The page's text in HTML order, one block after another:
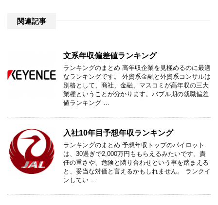
関連記事
文系年収偏差値ランキング
ランキングのまとめ 高年収企業を見極めるのに最適
なランキングです。 外資系金融と外資系コンサルは
別格として、商社、金融、マスコミが高年収の三大
業種ということが分かります。バブル期の就職偏差
値ランキング …
入社10年目予想年収ランキング
ランキングのまとめ 予想年収トップのパイロット
は、30過ぎで2,000万円ももらえるみたいです。責
任の重さや、危険と隣り合わせという事を踏まえる
と、妥当な対価と言えるかもしれません。 ランクイ
ンしてい …